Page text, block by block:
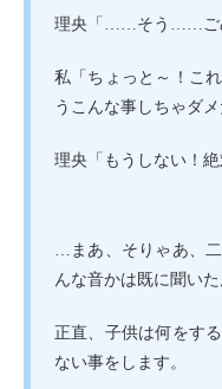
理央「……そう……ご
私「ちょっと～！こ
うこんな事しちゃダメ
理央「もうしない！絶
…まあ、そりゃあ、
んな音かは既に聞いた
正直、子供は何をす
ない事をします。